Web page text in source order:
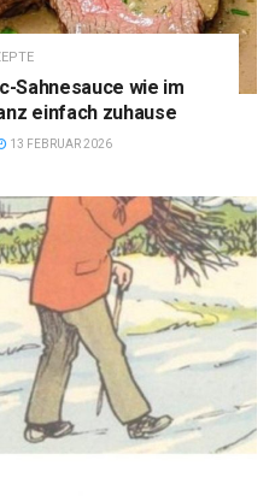
Sahnesauce wie im
einfach zuhause
13 FEBRUAR 2026